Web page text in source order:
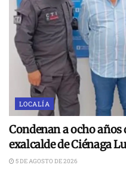
LOCALÍA
Condenan a ocho
exalcalde de Ciénaga
5 DE AGOSTO DE 2026